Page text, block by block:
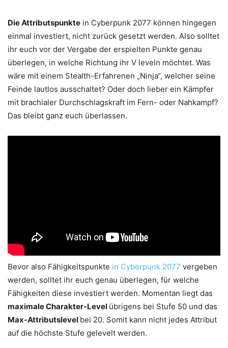
Die Attributspunkte in Cyberpunk 2077 können hingegen
einmal investiert, nicht zurück gesetzt werden. Also solltet
ihr euch vor der Vergabe der erspielten Punkte genau
überlegen, in welche Richtung ihr V leveln möchtet. Was
wäre mit einem Stealth-Erfahrenen „Ninja“, welcher seine
Feinde lautlos ausschaltet? Oder doch lieber ein Kämpfer
mit brachialer Durchschlagskraft im Fern- oder Nahkampf?
Das bleibt ganz euch überlassen.
Bevor also Fähigkeitspunkte in Cyberpunk 2077 vergeben
werden, solltet ihr euch genau überlegen, für welche
Fähigkeiten diese investiert werden. Momentan liegt das
maximale Charakter-Level übrigens bei Stufe 50 und das
Max-Attributslevel bei 20. Somit kann nicht jedes Attribut
auf die höchste Stufe gelevelt werden.